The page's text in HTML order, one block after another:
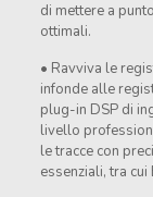
di mettere a
ottimali.
• Ravviva le
infonde alle
plug-in DSP di
livello
le tracce con
essenziali, tra